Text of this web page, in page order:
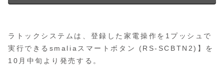
ラトックシステムは、登録した家電操作を1プッシュで
実行できるsmaliaスマートボタン (RS-SCBTN2)】を
10月中旬より発売する。